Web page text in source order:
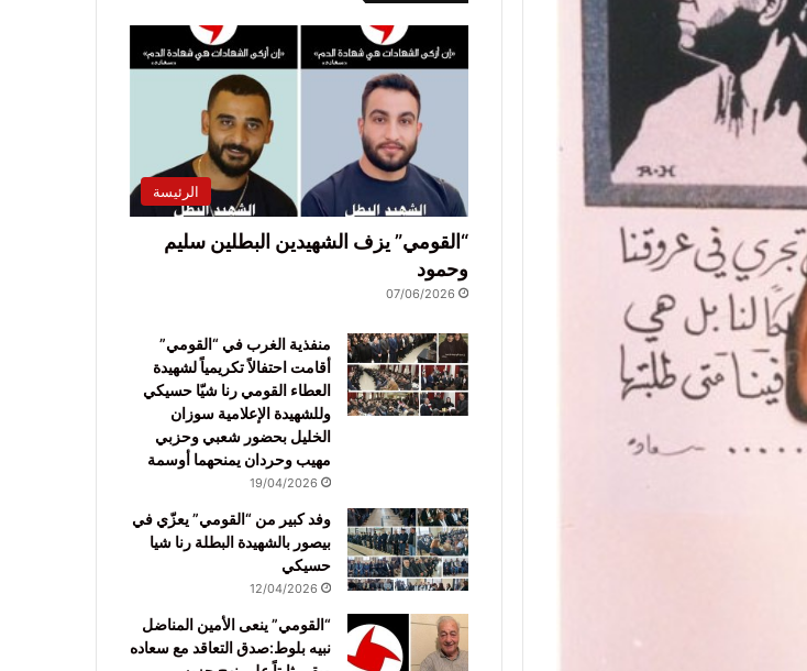
الرئيسة
“القومي” يزف الشهيدين البطلين سليم
وحمود
07/06/2026
منفذية الغرب في “القومي”
أقامت احتفالاً تكريمياً لشهيدة
العطاء القومي رنا شيّا حسيكي
وللشهيدة الإعلامية سوزان
الخليل بحضور شعبي وحزبي
مهيب وحردان يمنحهما أوسمة
19/04/2026
وفد كبير من “القومي” يعزّي في
بيصور بالشهيدة البطلة رنا شيا
حسيكي
12/04/2026
“القومي” ينعى الأمين المناضل
نبيه بلوط:صدق التعاقد مع سعاده